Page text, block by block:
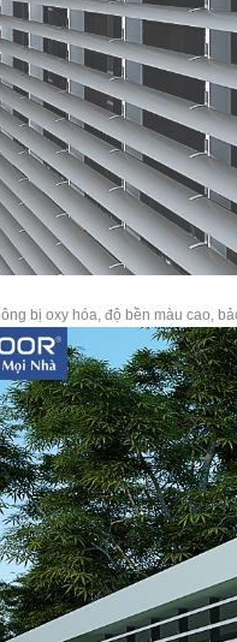
bị oxy hóa, độ bền màu cao,